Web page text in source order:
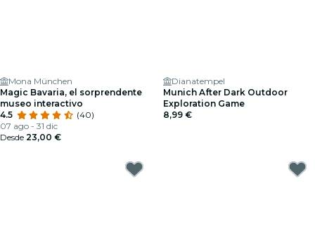
Mona München
Magic Bavaria, el sorprendente
museo interactivo
4.5
(40)
07 ago - 31 dic
Desde 23,00 €
Dianatempel
Munich After Dark Outdoor
Exploration Game
8,99 €